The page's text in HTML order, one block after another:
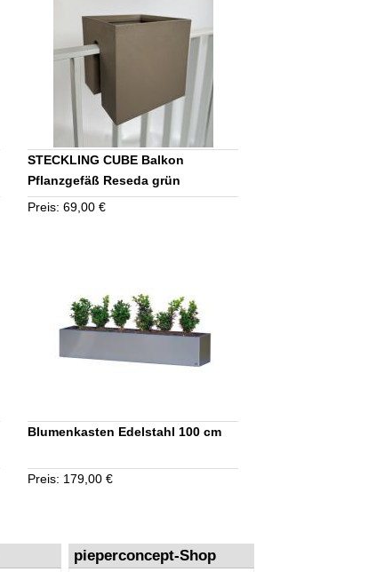
STECKLING CUBE Balkon
Pflanzgefäß Reseda grün
Preis: 69,00 €
Blumenkasten Edelstahl 100 cm
Preis: 179,00 €
pieperconcept-Shop